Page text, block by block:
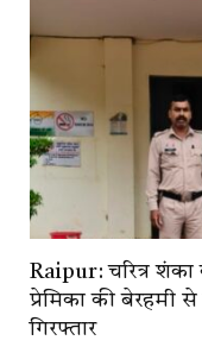
Raipur: चरित्र शंका
प्रेमिका की बेरहमी
गिरफ्तार